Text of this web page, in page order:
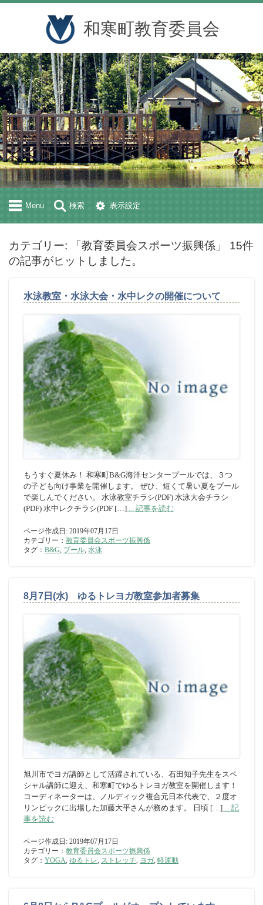
和寒町教育委員会
Menu 検索 表示設定
カテゴリー: 「教育委員会スポーツ振興係」 15件
の記事がヒットしました。
水泳教室・水泳大会・水中レクの開催について
もうすぐ夏休み！ 和寒町B&G海洋センタープールでは、３つ
の子ども向け事業を開催します。 ぜひ、短くて暑い夏をプール
で楽しんでください。 水泳教室チラシ(PDF) 水泳大会チラシ
(PDF) 水中レクチラシ(PDF […] ... 記事を読む
ページ作成日: 2019年07月17日
カテゴリー： 教育委員会スポーツ振興係
タグ： B&G プール 水泳
8月7日(水) ゆるトレヨガ教室参加者募集
旭川市でヨガ講師として活躍されている、石田知子先生をスペ
シャル講師に迎え、和寒町でゆるトレヨガ教室を開催します！
コーディネーターは、ノルディック複合元日本代表で、２度オ
リンピックに出場した加藤大平さんが務めます。 日頃 […] ... 記
事を読む
ページ作成日: 2019年07月17日
カテゴリー： 教育委員会スポーツ振興係
タグ： YOGA, ゆるトレ, ストレッチ, ヨガ, 軽運動